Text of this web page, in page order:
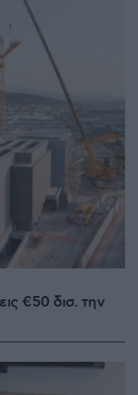
€50 δισ. την